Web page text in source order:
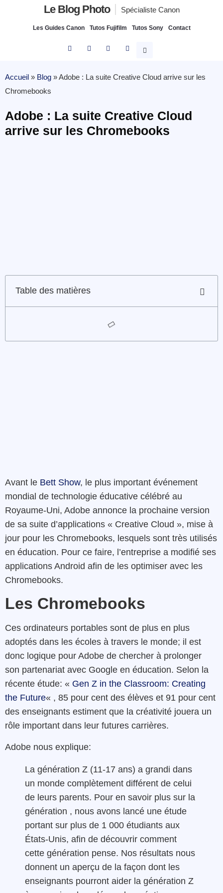
Le Blog Photo Spécialiste Canon
Les Guides Canon Tutos Fujifilm Tutos Sony Contact
Accueil » Blog »Adobe : La suite Creative Cloud arrive sur les
Chromebooks
Adobe : La suite Creative Cloud
arrive sur les Chromebooks
Table des matières
Avant le Bett Show, le plus important événement
mondial de technologie éducative célébré au
Royaume-Uni, Adobe annonce la prochaine version
de sa suite d’applications « Creative Cloud », mise à
jour pour les Chromebooks, lesquels sont très utilisés
en éducation. Pour ce faire, l’entreprise a modifié ses
applications Android afin de les optimiser avec les
Chromebooks.
Les Chromebooks
Ces ordinateurs portables sont de plus en plus
adoptés dans les écoles à travers le monde; il est
donc logique pour Adobe de chercher à prolonger
son partenariat avec Google en éducation. Selon la
récente étude: « Gen Z in the Classroom: Creating
the Future« , 85 pour cent des élèves et 91 pour cent
des enseignants estiment que la créativité jouera un
rôle important dans leur futures carrières.
Adobe nous explique:
La génération Z (11-17 ans) a grandi dans
un monde complètement différent de celui
de leurs parents. Pour en savoir plus sur la
génération , nous avons lancé une étude
portant sur plus de 1 000 étudiants aux
États-Unis, afin de découvrir comment
cette génération pense. Nos résultats nous
donnent un aperçu de la façon dont les
enseignants pourront aider la génération Z